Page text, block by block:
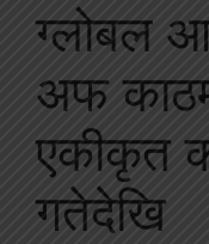
ग्लोबल
अफ
एकीकृत
गतेदेखि